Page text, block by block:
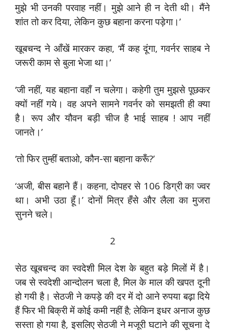
मुझे भी उनकी परवाह नहीं। मुझे आने ही न देती थी। मैंने
शांत तो कर दिया, लेकिन कुछ बहाना करना पड़ेगा।’
खूबचन्द ने आँखें मारकर कहा, ‘मैं कह दूंगा, गवर्नर साहब ने
जरूरी काम से बुला भेजा था।’
‘जी नहीं, यह बहाना वहाँ न चलेगा। कहेगी तुम मुझसे पूछकर
क्यों नहीं गये। वह अपने सामने गवर्नर को समझती ही क्या
है। रूप और यौवन बड़ी चीज है भाई साहब ! आप नहीं
जानते।’
‘तो फिर तुम्हीं बताओ, कौन-सा बहाना करूँ?’
‘अजी, बीस बहाने हैं। कहना, दोपहर से 106 डिग्री का ज्वर
था। अभी उठा हूँ।’ दोनों मित्र हँसे और लैला का मुजरा
सुनने चले।
2
सेठ खूबचन्द का स्वदेशी मिल देश के बहुत बड़े मिलों में है।
जब से स्वदेशी आन्दोलन चला है, मिल के माल की खपत दूनी
हो गयी है। सेठजी ने कपड़े की दर में दो आने रुपया बढ़ा दिये
हैं फिर भी बिक्री में कोई कमी नहीं है; लेकिन इधर अनाज कुछ
सस्ता हो गया है, इसलिए सेठजी ने मजूरी घटाने की सूचना दे